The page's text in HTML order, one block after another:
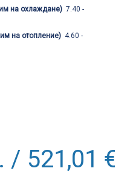
на охлаждане) 7.40 -
на отопление) 4.60 -
/ 521,01 €